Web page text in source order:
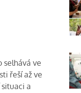
selhává ve
řeší až ve
a